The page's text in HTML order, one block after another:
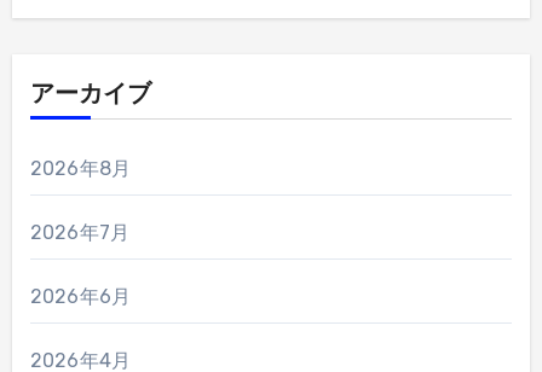
アーカイブ
2026年8月
2026年7月
2026年6月
2026年4月